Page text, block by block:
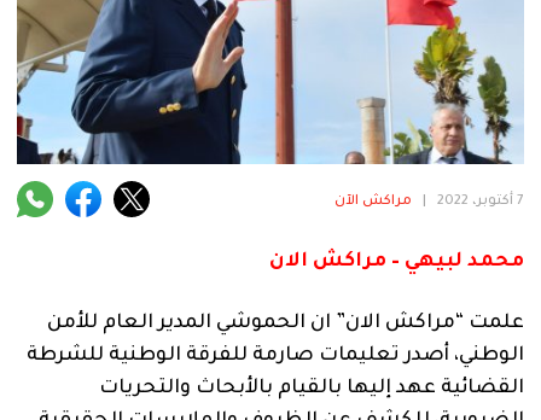
فنية
منوعة
7 أكتوبر، 2022 مراكش الآن
محمد لبيهي – مراكش الان
علمت “مراكش الان” ان الحموشي المدير العام للأمن
الوطني، أصدر تعليمات صارمة للفرقة الوطنية للشرطة
القضائية عهد إليها بالقيام بالأبحاث والتحريات